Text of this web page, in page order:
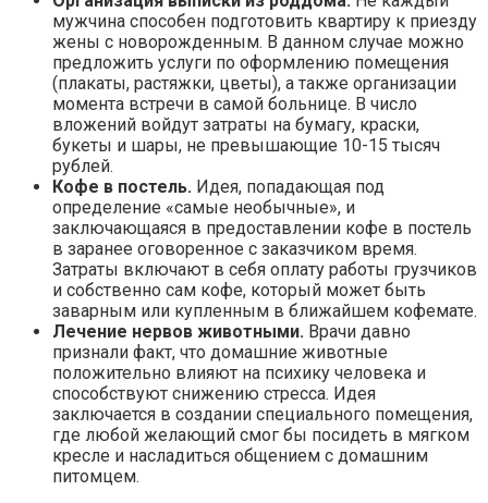
мужчина способен подготовить квартиру к приезду
жены с новорожденным. В данном случае можно
предложить услуги по оформлению помещения
(плакаты, растяжки, цветы), а также организации
момента встречи в самой больнице. В число
вложений войдут затраты на бумагу, краски,
букеты и шары, не превышающие 10-15 тысяч
рублей.
Кофе в постель. Идея, попадающая под
определение «самые необычные», и
заключающаяся в предоставлении кофе в постель
в заранее оговоренное с заказчиком время.
Затраты включают в себя оплату работы грузчиков
и собственно сам кофе, который может быть
заварным или купленным в ближайшем кофемате.
Лечение нервов животными. Врачи давно
признали факт, что домашние животные
положительно влияют на психику человека и
способствуют снижению стресса. Идея
заключается в создании специального помещения,
где любой желающий смог бы посидеть в мягком
кресле и насладиться общением с домашним
питомцем.